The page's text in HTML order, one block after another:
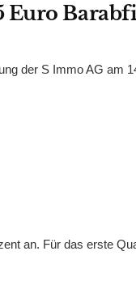
Euro
der S Immo AG am
an. Für das erste